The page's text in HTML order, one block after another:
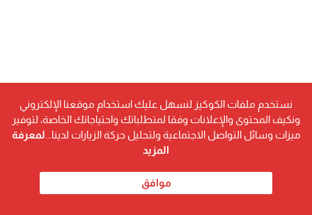
كلمات دليلية الرئيس السيسي القاهرة تايمز مصر
نستخدم ملفات الكوكيز لنسهل عليك استخدام موقعنا الإلكتروني
ونكيف المحتوى والإعلانات وفقا لمتطلباتك واحتياجاتك الخاصة، لتوفير
ميزات وسائل التواصل الاجتماعية ولتحليل حركة الزيارات لدينا... لمعرفة
المزيد
موافق